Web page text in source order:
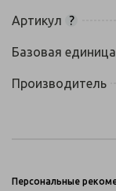
Артикул ?
Базовая единица
Производитель
Персональные